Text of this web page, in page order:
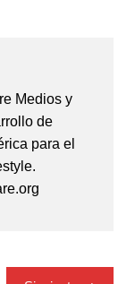
Medios y
de
para el